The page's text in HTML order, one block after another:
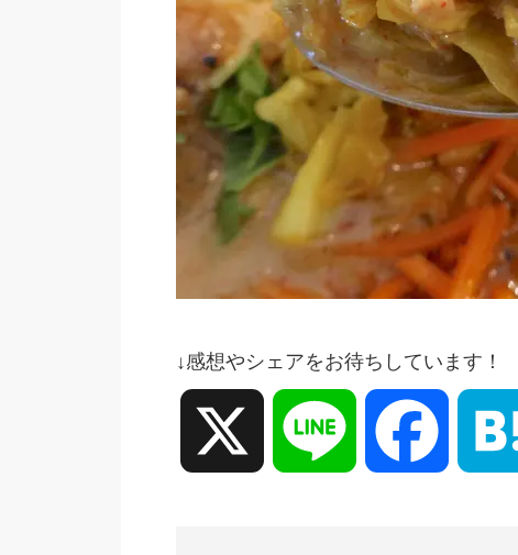
↓感想やシェアをお待ちしています！
Line Facebook